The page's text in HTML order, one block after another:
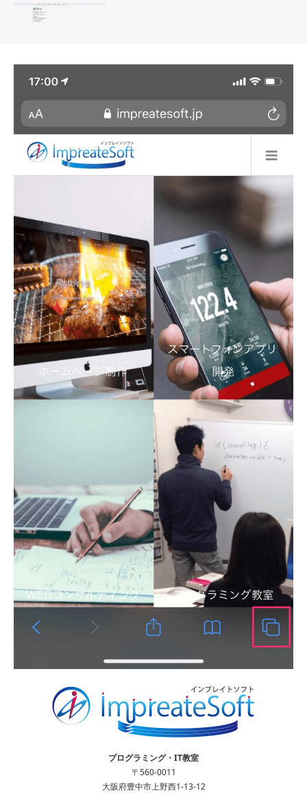
プログラミング・IT教室
〒560-0011
大阪府豊中市上野西1-13-12